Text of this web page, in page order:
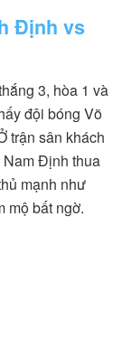
Định vs
3, hòa 1 và
đội bóng Võ
trận sân khách
Định thua
mạnh như
mộ bất ngờ.